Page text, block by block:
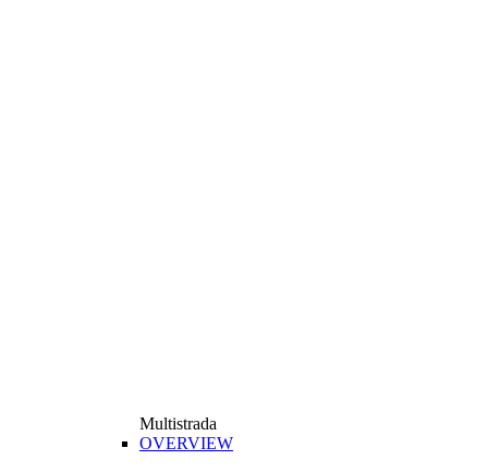
Multistrada
OVERVIEW